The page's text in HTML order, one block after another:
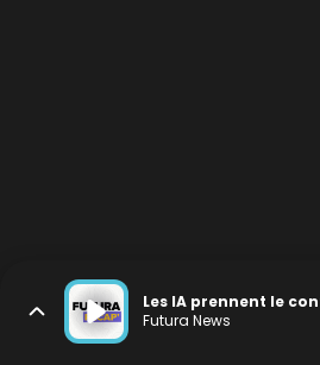
Les IA prennent le
Futura News